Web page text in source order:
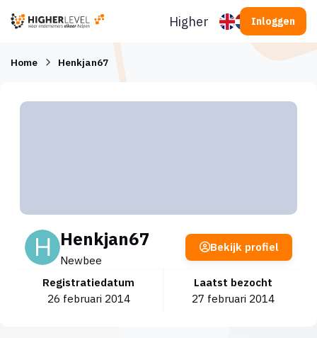
Higherlevel Inloggen
Home Henkjan67
Henkjan67
Newbee
Registratiedatum
26 februari 2014
Laatst bezocht
27 februari 2014
Bekijk profiel